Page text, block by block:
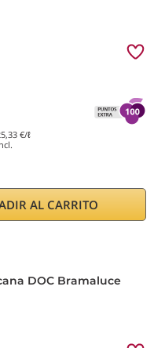
€/ℓ
AL CARRITO
DOC Bramaluce